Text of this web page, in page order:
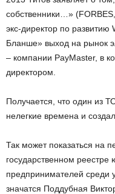
собственники…»
экс-директор по развитию
Бланше» выход на рынок
– компании PayMaster, в
директором.
Получается, что один из
нелегкие времена и
Так может показаться на
государственном
предпринимателей
значатся Поддубная